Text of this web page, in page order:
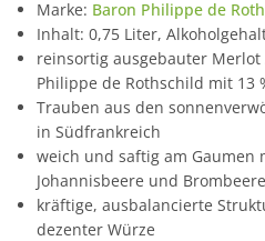
Marke: Baron Philippe de
Inhalt: 0,75 Liter,
reinsortig ausgebauter Merlot
Philippe de Rothschild mit 13
Trauben aus den
in Südfrankreich
weich und saftig am Gaumen
Johannisbeere und Brombeere
kräftige, ausbalancierte
dezenter Würze